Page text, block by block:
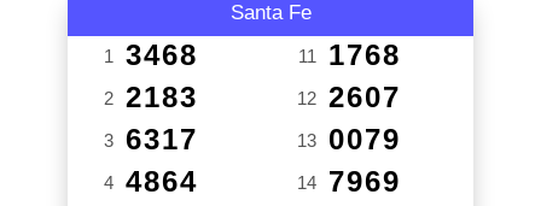
Santa Fe
1 3468
2 2183
3 6317
4 4864
11 1768
12 2607
13 0079
14 7969